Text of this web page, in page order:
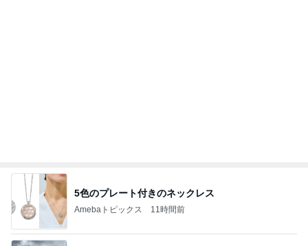
5色のプレート付きのネックレス
Amebaトピックス 11時間前